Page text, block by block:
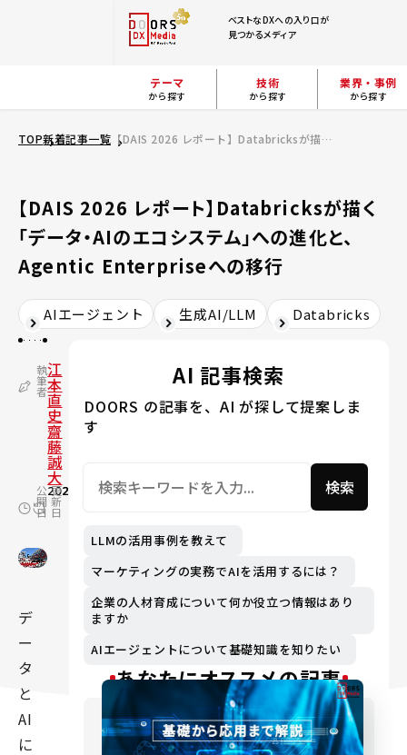
ベストなDXへの入り口が
見つかるメディア
テーマ
から探す
技術
から探す
業界・事例
から探す
TOP新着記事一覧 【DAIS 2026 レポート】Databricksが描く「データ・AIのエコシステム」への進化と、Agentic Enterpriseへの移行
【DAIS 2026 レポート】Databricksが描く
「データ・AIのエコシステム」への進化と、
Agentic Enterpriseへの移行
AIエージェント 生成AI/LLM Databricks
執
筆
者
江
本
直
史
齋
藤
誠
大
公
開
日
2026.06.29
更
新
日
2026.06.29
デ
ー
タ
と
AI
に
AI 記事検索
DOORS の記事を、AI が探して提案しま
す
検索
LLMの活用事例を教えて
マーケティングの実務でAIを活用するには？
企業の人材育成について何か役立つ情報はあり
ますか
AIエージェントについて基礎知識を知りたい
あなたにオススメの記事